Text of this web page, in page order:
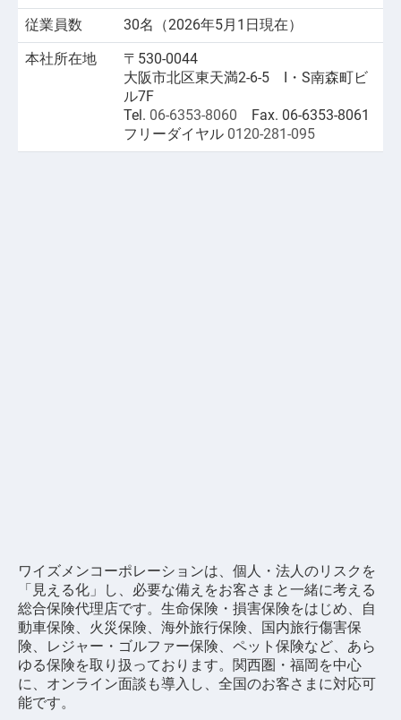
従業員数
30名（2026年5月1日現在）
本社所在地
〒530-0044
大阪市北区東天満2-6-5 I・S南森町ビ
ル7F
Tel. 06-6353-8060 Fax. 06-6353-8061
フリーダイヤル 0120-281-095
ワイズメンコーポレーションは、個人・法人のリスクを
「見える化」し、必要な備えをお客さまと一緒に考える
総合保険代理店です。 生命保険・損害保険をはじめ、自
動車保険、火災保険、海外旅行保険、国内旅行傷害保
険、レジャー・ゴルファー保険、ペット保険など、あら
ゆる保険を取り扱っております。 関西圏・福岡を中心
に、オンライン面談も導入し、全国のお客さまに対応可
能です。